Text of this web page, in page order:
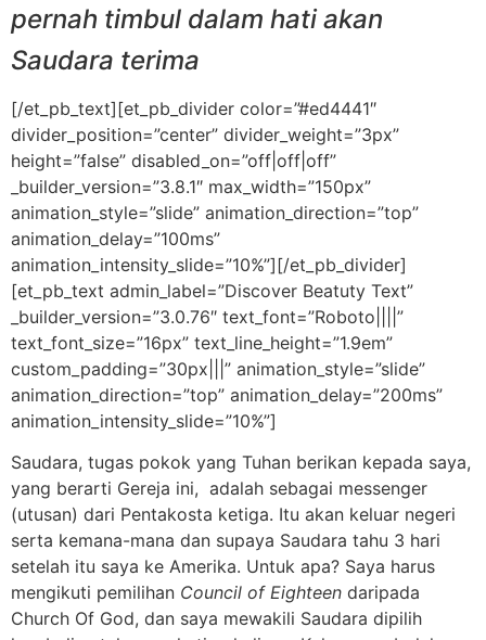
pernah timbul dalam hati akan
Saudara terima
[/et_pb_text][et_pb_divider color=”#ed4441″
divider_position=”center” divider_weight=”3px”
height=”false” disabled_on=”off|off|off”
_builder_version=”3.8.1″ max_width=”150px”
animation_style=”slide” animation_direction=”top”
animation_delay=”100ms”
animation_intensity_slide=”10%”][/et_pb_divider]
[et_pb_text admin_label=”Discover Beatuty Text”
_builder_version=”3.0.76″ text_font=”Roboto||||”
text_font_size=”16px” text_line_height=”1.9em”
custom_padding=”30px|||” animation_style=”slide”
animation_direction=”top” animation_delay=”200ms”
animation_intensity_slide=”10%”]
Saudara, tugas pokok yang Tuhan berikan kepada saya,
yang berarti Gereja ini, adalah sebagai messenger
(utusan) dari Pentakosta ketiga. Itu akan keluar negeri
serta kemana-mana dan supaya Saudara tahu 3 hari
setelah itu saya ke Amerika. Untuk apa? Saya harus
mengikuti pemilihan Council of Eighteen daripada
Church Of God, dan saya mewakili Saudara dipilih